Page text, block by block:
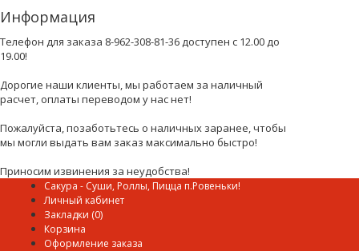
Информация
Телефон для заказа 8-962-308-81-36 доступен с 12.00 до
19.00!
Дорогие наши клиенты, мы работаем за наличный
расчет, оплаты переводом у нас нет!
Пожалуйста, позаботьтесь о наличных заранее, чтобы
мы могли выдать вам заказ максимально быстро!
Приносим извинения за неудобства!
Сакура - Суши, Роллы, Пицца п.Ровеньки!
Личный кабинет
Закладки (0)
Корзина
Оформление заказа